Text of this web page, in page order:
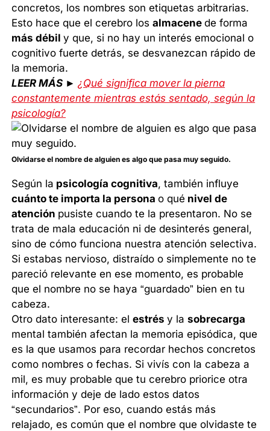
concretos, los nombres son etiquetas arbitrarias.
Esto hace que el cerebro losalmacenede forma
más débily que, si no hay un interés emocional o
cognitivo fuerte detrás, se desvanezcan rápido de
la memoria.
LEER MÁS ►¿Qué significa mover la pierna
constantemente mientras estás sentado, según la
psicología?
Olvidarse el nombre de alguien es algo que pasa muy seguido.
Según la psicología cognitiva, también influye
cuánto te importa la personao qué nivel de
atención pusiste cuando te la presentaron. No se
trata de mala educación ni de desinterés general,
sino de cómo funciona nuestra atención selectiva.
Si estabas nervioso, distraído o simplemente no te
pareció relevante en ese momento, es probable
que el nombre no se haya “guardado” bien en tu
cabeza.
Otro dato interesante: elestrésy lasobrecarga
mental también afectan la memoria episódica, que
es la que usamos para recordar hechos concretos
como nombres o fechas. Si vivís con la cabeza a
mil, es muy probable que tu cerebro priorice otra
información y deje de lado estos datos
“secundarios”. Por eso, cuando estás más
relajado, es común que el nombre que olvidaste te